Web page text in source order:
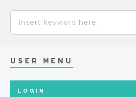
USER MENU
LOGIN